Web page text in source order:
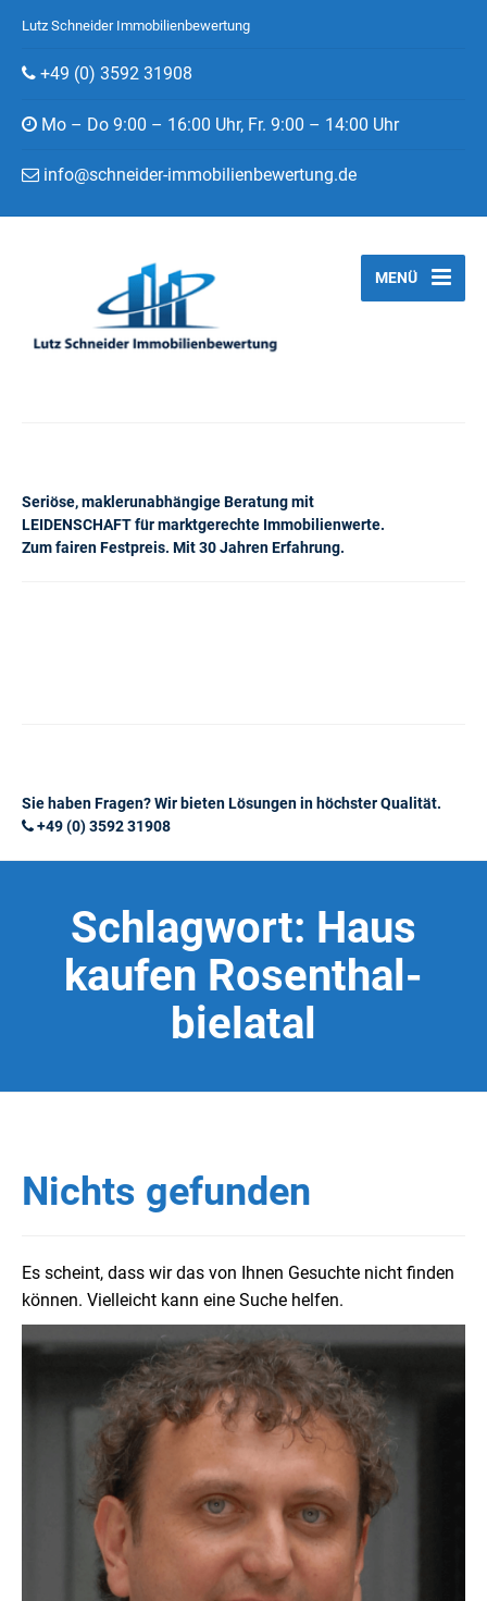
Lutz Schneider Immobilienbewertung
+49 (0) 3592 31908
Mo – Do 9:00 – 16:00 Uhr, Fr. 9:00 – 14:00 Uhr
info@schneider-immobilienbewertung.de
Seriöse, maklerunabhängige Beratung mit
LEIDENSCHAFT für marktgerechte Immobilienwerte.
Zum fairen Festpreis. Mit 30 Jahren Erfahrung.
MENÜ
Sie haben Fragen? Wir bieten Lösungen in höchster Qualität.
+49 (0) 3592 31908
Schlagwort: Haus
kaufen Rosenthal-
bielatal
Nichts gefunden
Es scheint, dass wir das von Ihnen Gesuchte nicht finden
können. Vielleicht kann eine Suche helfen.